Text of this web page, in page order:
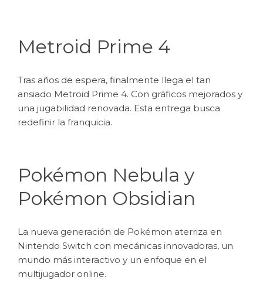
Metroid Prime 4
Tras años de espera, finalmente llega el tan
ansiado Metroid Prime 4. Con gráficos mejorados y
una jugabilidad renovada. Esta entrega busca
redefinir la franquicia.
Pokémon Nebula y
Pokémon Obsidian
La nueva generación de Pokémon aterriza en
Nintendo Switch con mecánicas innovadoras, un
mundo más interactivo y un enfoque en el
multijugador online.